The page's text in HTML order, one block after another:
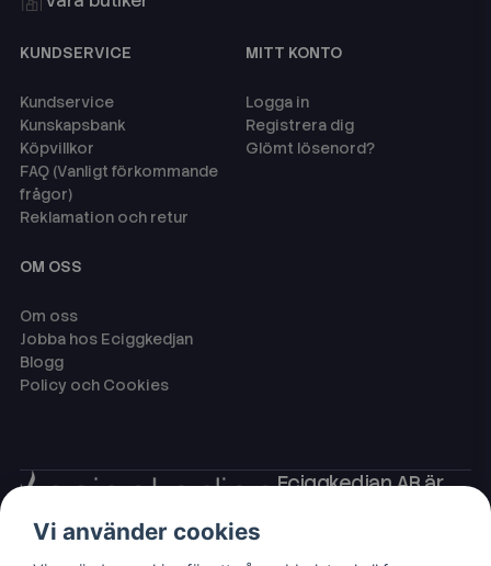
KUNDSERVICE
Kundservice
Kunskapsbank
Köpvillkor
FAQ (Vanligt förkommande
frågor)
Reklamation och retur
MITT KONTO
Logga in
Registrera dig
Glömt lösenord?
OM OSS
Om oss
Jobba hos Eciggkedjan
Blogg
Policy och Cookies
Eciggkedjan AB är
som engångsvape,
Vi använder cookies